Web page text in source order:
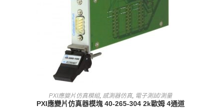
查看內容
PXI應變片仿真模組, 感測器仿真, 電子測試/測量
PXI應變片仿真器模塊 40-265-304 2k歐姆 4通道